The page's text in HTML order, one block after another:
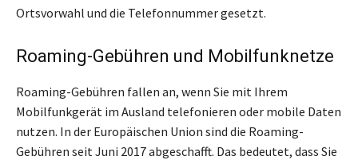
Ortsvorwahl und die Telefonnummer gesetzt.
Roaming-Gebühren und Mobilfunknetze
Roaming-Gebühren fallen an, wenn Sie mit Ihrem
Mobilfunkgerät im Ausland telefonieren oder mobile Daten
nutzen. In der Europäischen Union sind die Roaming-
Gebühren seit Juni 2017 abgeschafft. Das bedeutet, dass Sie